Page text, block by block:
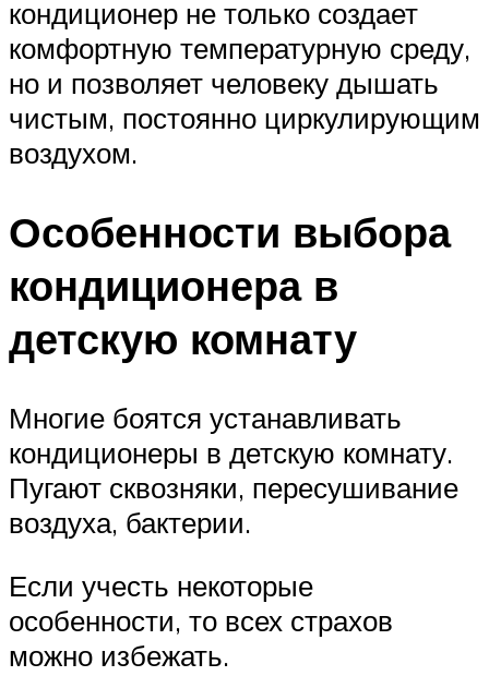
кондиционер не только создает
комфортную температурную среду,
но и позволяет человеку дышать
чистым, постоянно циркулирующим
воздухом.
Особенности выбора
кондиционера в
детскую комнату
Многие боятся устанавливать
кондиционеры в детскую комнату.
Пугают сквозняки, пересушивание
воздуха, бактерии.
Если учесть некоторые
особенности, то всех страхов
можно избежать.